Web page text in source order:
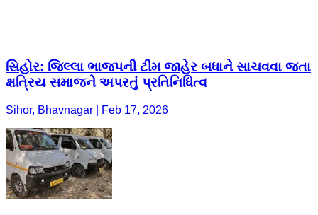
સિહોર: જિલ્લા ભાજપની ટીમ જાહેર બધાને સાચવવા જતા
ક્ષત્રિય સમાજને અપરતું પ્રતિનિધિત્વ
Sihor, Bhavnagar | Feb 17, 2026